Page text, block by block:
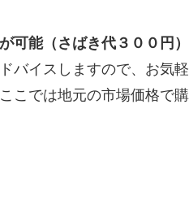
可能（さばき代３００円）
バイスしますので、お気
こでは地元の市場価格で